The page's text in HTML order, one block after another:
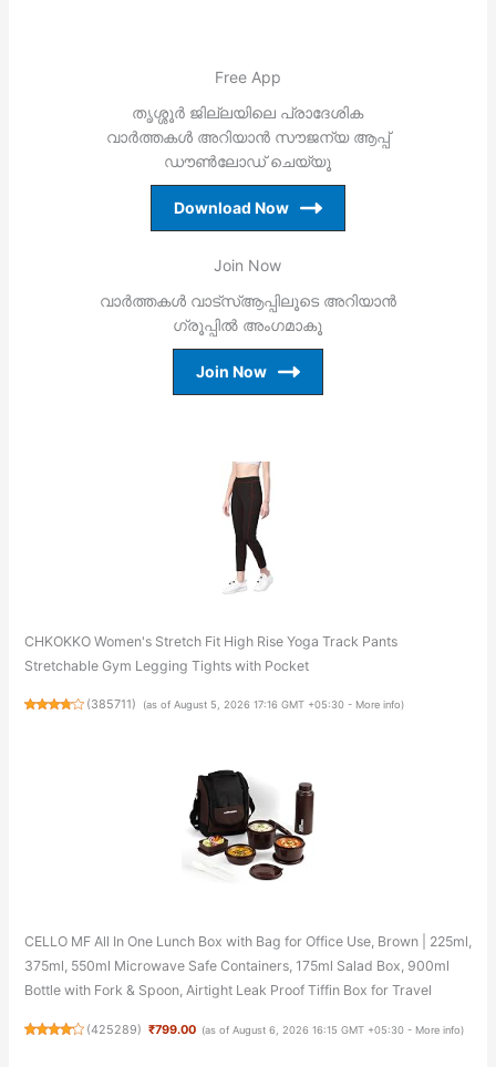
Free App
തൃശ്ശൂര്‍ ജില്ലയിലെ പ്രാദേശിക
വാര്‍ത്തകള്‍ അറിയാന്‍ സൗജന്യ ആപ്പ്
ഡൗണ്‍ലോഡ് ചെയ്യൂ
Download Now
Join Now
വാര്‍ത്തകള്‍ വാട്‌സ്ആപ്പിലൂടെ അറിയാന്‍
ഗ്രൂപ്പില്‍ അംഗമാകൂ
Join Now
CHKOKKO Women's Stretch Fit High Rise Yoga Track Pants
Stretchable Gym Legging Tights with Pocket
(385711) (as of August 5, 2026 17:16 GMT +05:30 - More info)
CELLO MF All In One Lunch Box with Bag for Office Use, Brown | 225ml,
375ml, 550ml Microwave Safe Containers, 175ml Salad Box, 900ml
Bottle with Fork & Spoon, Airtight Leak Proof Tiffin Box for Travel
(425289) ₹799.00 (as of August 6, 2026 16:15 GMT +05:30 - More info)